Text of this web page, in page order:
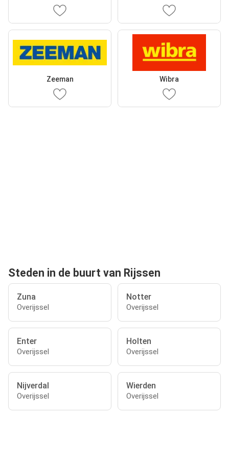
Zeeman Wibra
Steden in de buurt van Rijssen
Zuna
Overijssel
Notter
Overijssel
Enter
Overijssel
Holten
Overijssel
Nijverdal
Overijssel
Wierden
Overijssel